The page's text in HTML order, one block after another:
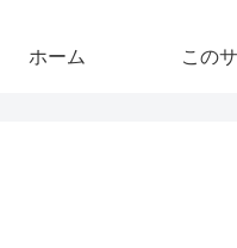
ホーム この